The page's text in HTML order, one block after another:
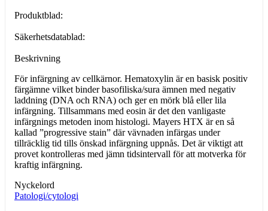
Produktblad:
Säkerhetsdatablad:
Beskrivning
För infärgning av cellkärnor. Hematoxylin är en basisk positiv
färgämne vilket binder basofiliska/sura ämnen med negativ
laddning (DNA och RNA) och ger en mörk blå eller lila
infärgning. Tillsammans med eosin är det den vanligaste
infärgnings metoden inom histologi. Mayers HTX är en så
kallad ”progressive stain” där vävnaden infärgas under
tillräcklig tid tills önskad infärgning uppnås. Det är viktigt att
provet kontrolleras med jämn tidsintervall för att motverka för
kraftig infärgning.
Nyckelord
Patologi/cytologi